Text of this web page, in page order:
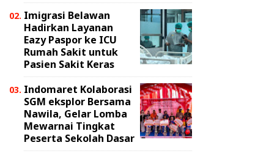
Imigrasi Belawan
Hadirkan Layanan
Eazy Paspor ke ICU
Rumah Sakit untuk
Pasien Sakit Keras
Indomaret Kolaborasi
SGM eksplor Bersama
Nawila, Gelar Lomba
Mewarnai Tingkat
Peserta Sekolah Dasar